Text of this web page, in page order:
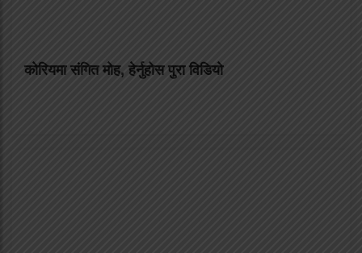
कोरियमा संगित मोह, हेर्नुहोस पुरा विडियो